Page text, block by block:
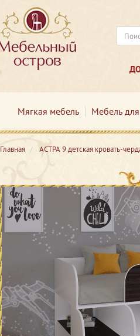
Мягкая мебель Мебель
Главная АСТРА 9 детская кровать-